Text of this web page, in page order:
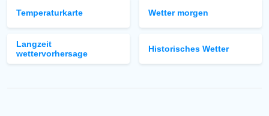
Temperaturkarte
Langzeit
wettervorhersage
Wetter morgen
Historisches Wetter